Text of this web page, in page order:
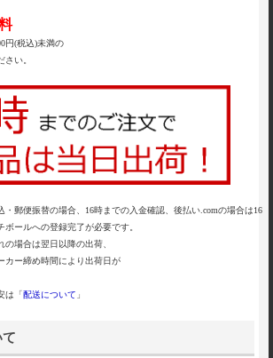
円(税込)未満の
さい。
郵便振替の場合、16時までの入金確認、後払い.comの場合は16
ールへの登録完了が必要です。
場合は翌日以降の出荷、
カー締め時間により出荷日が
は「 配送について 」